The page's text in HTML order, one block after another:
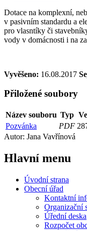
Dotace na komplexní,
v pasivním standardu a
pro vlasntíky či
vody v domácnosti i na
Vyvěšeno: 16.08.2017
Přiložené soubory
Název souboru Typ
Pozvánka
PDF
Autor: Jana Vavřínová
Hlavní menu
Úvodní strana
Obecní úřad
Kontaktní
Organizační
Úřední deska
Rozpočet